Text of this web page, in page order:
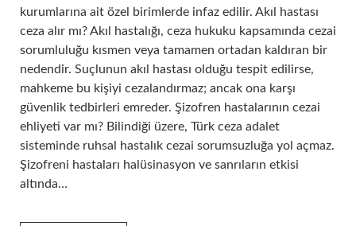
kurumlarına ait özel birimlerde infaz edilir. Akıl hastası
ceza alır mı? Akıl hastalığı, ceza hukuku kapsamında cezai
sorumluluğu kısmen veya tamamen ortadan kaldıran bir
nedendir. Suçlunun akıl hastası olduğu tespit edilirse,
mahkeme bu kişiyi cezalandırmaz; ancak ona karşı
güvenlik tedbirleri emreder. Şizofren hastalarının cezai
ehliyeti var mı? Bilindiği üzere, Türk ceza adalet
sisteminde ruhsal hastalık cezai sorumsuzluğa yol açmaz.
Şizofreni hastaları halüsinasyon ve sanrıların etkisi
altında…